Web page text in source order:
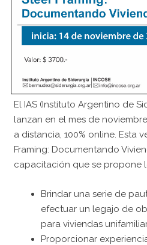
El IAS (Instituto Argentino de
lanzan en el mes de
a distancia, 100% online. Esta
Framing: Documentando
capacitación que se propone
Brindar una serie de
efectuar un legajo de
para viviendas
Proporcionar